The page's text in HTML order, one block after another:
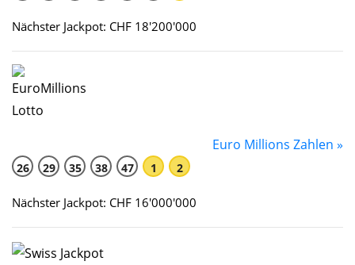
Nächster Jackpot: CHF 18'200'000
Euro Millions Zahlen »
26 29 35 38 47 1 2
Nächster Jackpot: CHF 16'000'000